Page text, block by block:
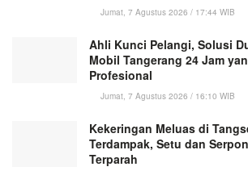
Jumat, 7 Agustus 2026 / 17:44 WIB
Ahli Kunci Pelangi, Solusi
Mobil Tangerang 24 Jam
Profesional
Jumat, 7 Agustus 2026 / 16:10 WIB
Kekeringan Meluas di
Terdampak, Setu dan
Terparah